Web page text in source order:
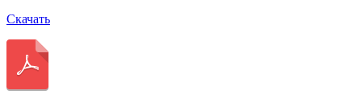
Скачать